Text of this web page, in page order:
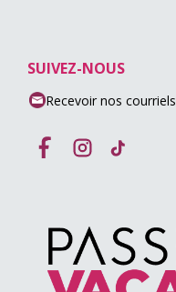
SUIVEZ-NOUS
Recevoir nos courriels